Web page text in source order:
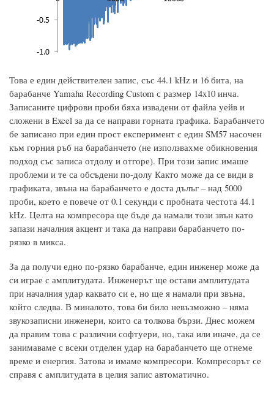
Това е един действителен запис, със 44.1 kHz и 16 бита, на
барабанче Yamaha Recording Custom с размер 14x10 инча.
Записаните цифрови проби бяха извадени от файла уейв и
сложени в Excel за да се направи горната графика. Барабанчето
бе записано при един прост експеримент с един SM57 насочен
към горния ръб на барабанчето (не използвахме обикновения
подход със записа отдолу и отгоре). При този запис имаше
проблеми и те са обсъдени по-долу Както може да се види в
графиката, звъна на барабанчето е доста дълъг – над 5000
проби, което е повече от 0.1 секунди с пробната честота 44.1
kHz. Целта на компресора ще бъде да намали този звън като
запази началния акцент и така да направи барабанчето по-
рязко в микса.
За да получи едно по-рязко барабанче, един инженер може да
си играе с амплитудата. Инженерът ще остави амплитудата
при началния удар каквато си е, но ще я намали при звъна,
който следва. В миналото, това би било невъзможно – няма
звукозаписни инженери, които са толкова бързи. Днес можем
да правим това с различни софтуери, но, така или иначе, да се
занимаваме с всеки отделен удар на барабанчето ще отнеме
време и енергия. Затова и имаме компресори. Компресорът се
справя с амплитудата в целия запис автоматично.